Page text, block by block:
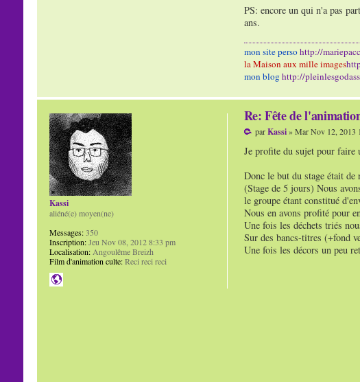
PS: encore un qui n'a pas
ans.
mon site persohttp://
la Maison aux mille images
mon blog http://
Re: Fête de
parKassi» Mar Nov 12, 2013
Je profite du sujet pour faire
Donc le but du stage était
(Stage de 5 jours) Nous
le groupe étant constitué
Nous en avons profité pour
Une fois les déchets triés
Sur des bancs-titres (+fond
Une fois les décors un peu
Kassi
aliéné(e) moyen(ne)
Messages:350
Inscription:Jeu Nov 08, 2012 8:33 pm
Localisation:Angoulême Breizh
Film d'animation culte:Reci reci reci